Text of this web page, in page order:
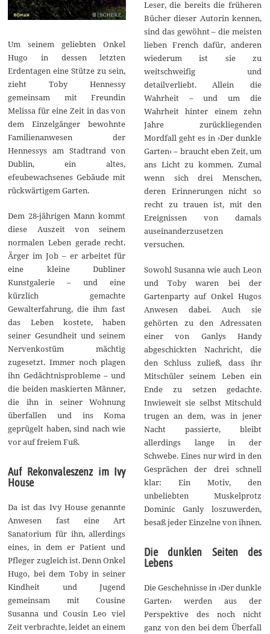
Um seinem geliebten Onkel
Hugo in dessen letzten
Erdentagen eine Stütze zu sein,
zieht Toby Hennessy
gemeinsam mit Freundin
Melissa für eine Zeit in das von
dem Einzelgänger bewohnte
Familienanwesen der
Hennessys am Stadtrand von
Dublin, ein altes,
efeubewachsenes Gebäude mit
rückwärtigem Garten.
Dem 28-jährigen Mann kommt
diese Auszeit von seinem
normalen Leben gerade recht.
Ärger im Job – er arbeitet für
eine kleine Dubliner
Kunstgalerie – und eine
kürzlich gemachte
Gewalterfahrung, die ihm fast
das Leben kostete, haben
seiner Gesundheit und seinem
Nervenkostüm mächtig
zugesetzt. Immer noch plagen
ihn Gedächtnisprobleme – und
die beiden maskierten Männer,
die ihn in seiner Wohnung
überfallen und ins Koma
geprügelt haben, sind nach wie
vor auf freiem Fuß.
Auf Rekonvaleszenz im Ivy
House
Da ist das Ivy House genannte
Anwesen fast eine Art
Sanatorium für ihn, allerdings
eines, in dem er Patient und
Pfleger zugleich ist. Denn Onkel
Hugo, bei dem Toby in seiner
Kindheit und Jugend
gemeinsam mit Cousine
Susanna und Cousin Leo viel
Zeit verbrachte, leidet an einem
Leser, die bereits die früheren
Bücher dieser Autorin kennen,
sind das gewöhnt – die meisten
lieben French dafür, anderen
wiederum ist sie zu
weitschweifig und
detailverliebt. Allein die
Wahrheit – und um die
Wahrheit hinter einem zehn
Jahre zurückliegenden
Mordfall geht es in ›Der dunkle
Garten‹ – braucht eben Zeit, um
ans Licht zu kommen. Zumal
wenn sich drei Menschen,
deren Erinnerungen nicht so
recht zu trauen ist, mit den
Ereignissen von damals
auseinanderzusetzen
versuchen.
Sowohl Susanna wie auch Leon
und Toby waren bei der
Gartenparty auf Onkel Hugos
Anwesen dabei. Auch sie
gehörten zu den Adressaten
einer von Ganlys Handy
abgeschickten Nachricht, die
den Schluss zuließ, dass ihr
Mitschüler seinem Leben ein
Ende zu setzen gedachte.
Inwieweit sie selbst Mitschuld
trugen an dem, was in jener
Nacht passierte, bleibt
allerdings lange in der
Schwebe. Eines nur wird in den
Gesprächen der drei schnell
klar: Ein Motiv, den
unbeliebten Muskelprotz
Dominic Ganly loszuwerden,
besaß jeder Einzelne von ihnen.
Die dunklen Seiten des
Lebens
Die Geschehnisse in ›Der dunkle
Garten‹ werden aus der
Perspektive des noch nicht
ganz von den bei dem Überfall